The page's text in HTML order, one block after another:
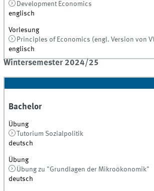
Development Economics
englisch
Vorlesung
Principles of Economics (engl. Version von
englisch
Wintersemester 2024/25
Bachelor
Übung
Tutorium Sozialpolitik
deutsch
Übung
Übung zu "Grundlagen der Mikroökonomik"
deutsch